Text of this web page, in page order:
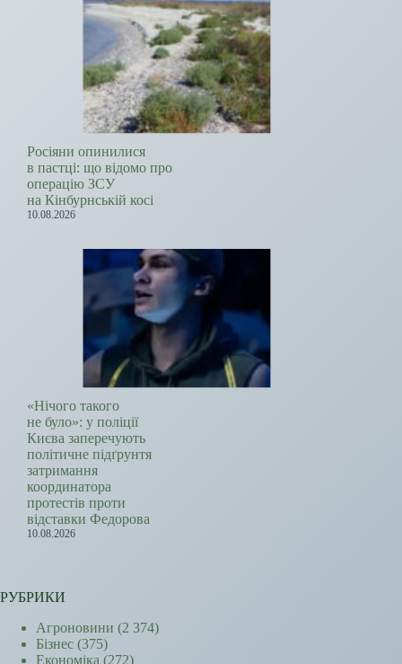
Росіяни опинилися
в пастці: що відомо про
операцію ЗСУ
на Кінбурнській косі
10.08.2026
«Нічого такого
не було»: у поліції
Києва заперечують
політичне підґрунтя
затримання
координатора
протестів проти
відставки Федорова
10.08.2026
РУБРИКИ
Агроновини (2 374)
Бізнес (375)
Економіка (272)